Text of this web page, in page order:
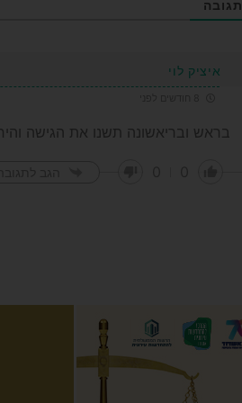
תגובה
איציק לוי
בראש ובריאשונה תשנו את הגישה